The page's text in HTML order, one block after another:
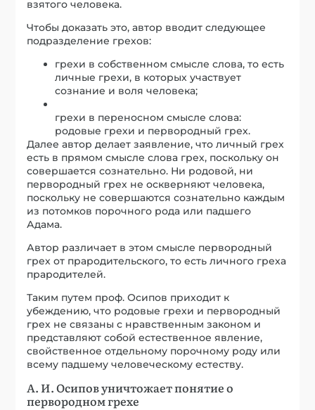
взятого человека.
Чтобы доказать это, автор вводит следующее
подразделение грехов:
грехи в собственном смысле слова, то есть
личные грехи, в которых участвует
сознание и воля человека;
грехи в переносном смысле слова:
родовые грехи и первородный грех.
Далее автор делает заявление, что личный грех
есть в прямом смысле слова грех, поскольку он
совершается сознательно. Ни родовой, ни
первородный грех не оскверняют человека,
поскольку не совершаются сознательно каждым
из потомков порочного рода или падшего
Адама.
Автор различает в этом смысле первородный
грех от прародительского, то есть личного греха
прародителей.
Таким путем проф. Осипов приходит к
убеждению, что родовые грехи и первородный
грех не связаны с нравственным законом и
представляют собой естественное явление,
свойственное отдельному порочному роду или
всему падшему человеческому естеству.
А. И. Осипов уничтожает понятие о
первородном грехе